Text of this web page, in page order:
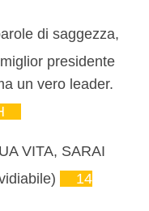
di saggezza,
presidente
un vero leader.
VITA, SARAI
14